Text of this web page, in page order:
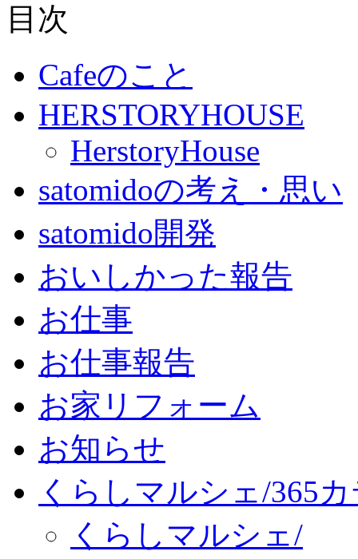
目次
Cafeのこと
HERSTORYHOUSE
HerstoryHouse
satomidoの考え・思い
satomido開発
おいしかった報告
お仕事
お仕事報告
お家リフォーム
お知らせ
くらしマルシェ/365
くらしマルシェ/